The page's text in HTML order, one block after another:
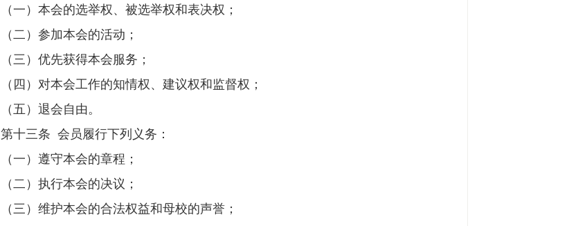
（一）本会的选举权、被选举权和表决权；
（二）参加本会的活动；
（三）优先获得本会服务；
（四）对本会工作的知情权、建议权和监督权；
（五）退会自由。
第十三条 会员履行下列义务：
（一）遵守本会的章程；
（二）执行本会的决议；
（三）维护本会的合法权益和母校的声誉；